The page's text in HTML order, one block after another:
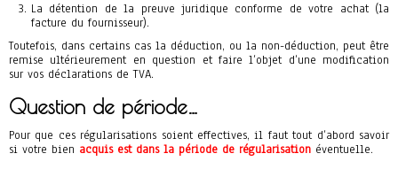
La détention de la preuve juridique conforme de votre achat (la
facture du fournisseur).
Toutefois, dans certains cas la déduction, ou la non-déduction, peut être
remise ultérieurement en question et faire l’objet d’une modification
sur vos déclarations de TVA.
Question de période…
Pour que ces régularisations soient effectives, il faut tout d’abord savoir
si votre bien acquis est dans la période de régularisation éventuelle.